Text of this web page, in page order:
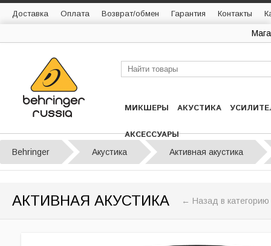
Доставка Оплата Возврат/обмен Гарантия Контакты
МИКШЕРЫ АКУСТИКА
АКСЕССУАРЫ
Behringer Акустика Активная акустика
АКТИВНАЯ АКУСТИКА ← Назад в категорию